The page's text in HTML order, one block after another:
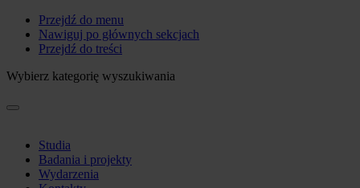
Przejdź do menu
Nawiguj po głównych sekcjach
Przejdź do treści
Wybierz kategorię wyszukiwania
Studia
Badania i projekty
Wydarzenia